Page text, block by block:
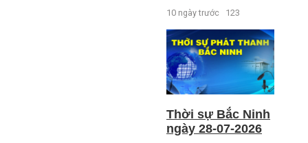
10 ngày trước 123
Thời sự Bắc Ninh
ngày 28-07-2026